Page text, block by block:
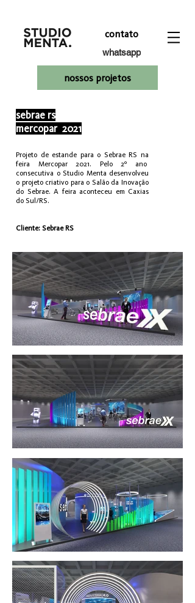
contato
whatsapp
nossos projetos
sebrae rs
mercopar 2021
Projeto de estande para o Sebrae RS na
feira Mercopar 2021. Pelo 2º ano
consecutiva o Studio Menta desenvolveu
o projeto criativo para o Salão da Inovação
do Sebrae. A feira aconteceu em Caxias
do Sul/RS.
Cliente: Sebrae RS